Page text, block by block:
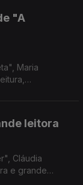
"A
Maria
leitora
Cláudia
e grande